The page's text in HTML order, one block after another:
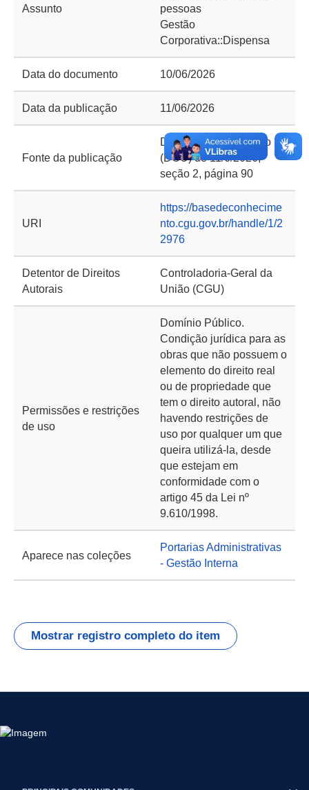
Assunto
pessoas
Gestão
Corporativa::Dispensa
Data do documento 10/06/2026
Data da publicação 11/06/2026
Fonte da publicação
Diário Oficial da União
(DOU) de 11/6/2026,
seção 2, página 90
URI
https://basedeconhecime
nto.cgu.gov.br/handle/1/2
2976
Detentor de Direitos
Autorais
Controladoria-Geral da
União (CGU)
Permissões e restrições
de uso
Domínio Público.
Condição jurídica para as
obras que não possuem o
elemento do direito real
ou de propriedade que
tem o direito autoral, não
havendo restrições de
uso por qualquer um que
queira utilizá-la, desde
que estejam em
conformidade com o
artigo 45 da Lei nº
9.610/1998.
Aparece nas coleções
Portarias Administrativas
- Gestão Interna
Mostrar registro completo do item